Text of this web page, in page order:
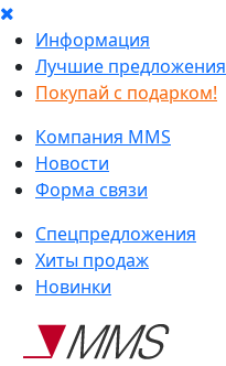
Информация
Лучшие предложения
Покупай с подарком!
Компания MMS
Новости
Форма связи
Спецпредложения
Хиты продаж
Новинки